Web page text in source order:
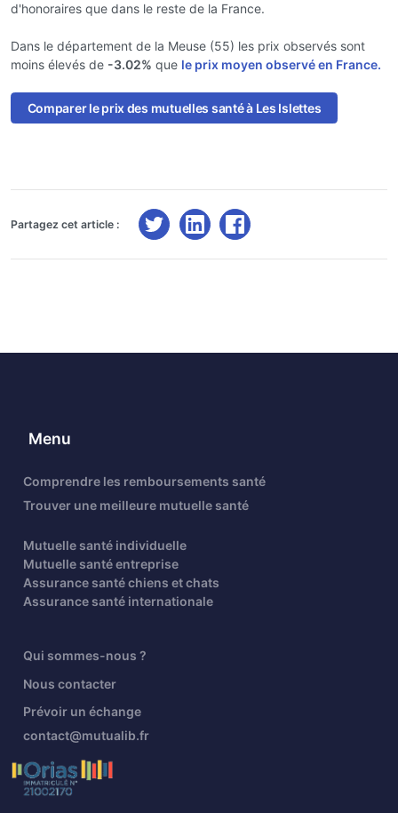
d'honoraires que dans le reste de la France.
Dans le département de la Meuse (55) les prix observés sont
moins élevés de -3.02% que le prix moyen observé en France.
Comparer le prix des mutuelles santé à Les Islettes
Partagez cet article :
Menu
Comprendre les remboursements santé
Trouver une meilleure mutuelle santé
Mutuelle santé individuelle
Mutuelle santé entreprise
Assurance santé chiens et chats
Assurance santé internationale
Qui sommes-nous ?
Nous contacter
Prévoir un échange
contact@mutualib.fr